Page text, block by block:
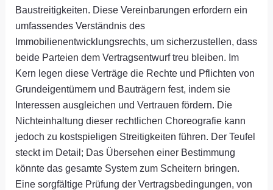
Baustreitigkeiten. Diese Vereinbarungen erfordern ein
umfassendes Verständnis des
Immobilienentwicklungsrechts, um sicherzustellen, dass
beide Parteien dem Vertragsentwurf treu bleiben. Im
Kern legen diese Verträge die Rechte und Pflichten von
Grundeigentümern und Bauträgern fest, indem sie
Interessen ausgleichen und Vertrauen fördern. Die
Nichteinhaltung dieser rechtlichen Choreografie kann
jedoch zu kostspieligen Streitigkeiten führen. Der Teufel
steckt im Detail; Das Übersehen einer Bestimmung
könnte das gesamte System zum Scheitern bringen.
Eine sorgfältige Prüfung der Vertragsbedingungen, von